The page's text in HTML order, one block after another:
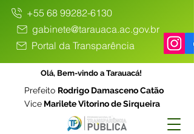
+55 68 99282-6130
gabinete@tarauaca.ac.gov.br
Portal da Transparência
Olá, Bem-vindo a Tarauacá!
Prefeito Rodrigo Damasceno Catão
Vice Marilete Vitorino de Sirqueira